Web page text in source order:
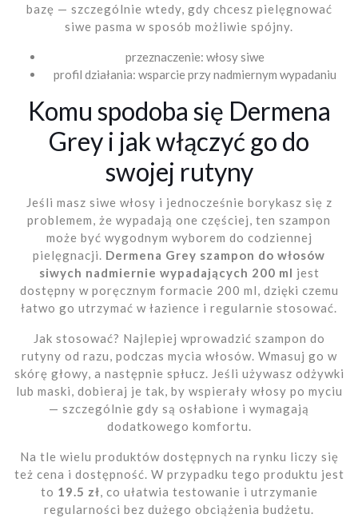
bazę — szczególnie wtedy, gdy chcesz pielęgnować
siwe pasma w sposób możliwie spójny.
przeznaczenie: włosy siwe
profil działania: wsparcie przy nadmiernym wypadaniu
Komu spodoba się Dermena
Grey i jak włączyć go do
swojej rutyny
Jeśli masz siwe włosy i jednocześnie borykasz się z
problemem, że wypadają one częściej, ten szampon
może być wygodnym wyborem do codziennej
pielęgnacji. Dermena Grey szampon do włosów
siwych nadmiernie wypadających 200 ml jest
dostępny w poręcznym formacie 200 ml, dzięki czemu
łatwo go utrzymać w łazience i regularnie stosować.
Jak stosować? Najlepiej wprowadzić szampon do
rutyny od razu, podczas mycia włosów. Wmasuj go w
skórę głowy, a następnie spłucz. Jeśli używasz odżywki
lub maski, dobieraj je tak, by wspierały włosy po myciu
— szczególnie gdy są osłabione i wymagają
dodatkowego komfortu.
Na tle wielu produktów dostępnych na rynku liczy się
też cena i dostępność. W przypadku tego produktu jest
to 19.5 zł, co ułatwia testowanie i utrzymanie
regularności bez dużego obciążenia budżetu.